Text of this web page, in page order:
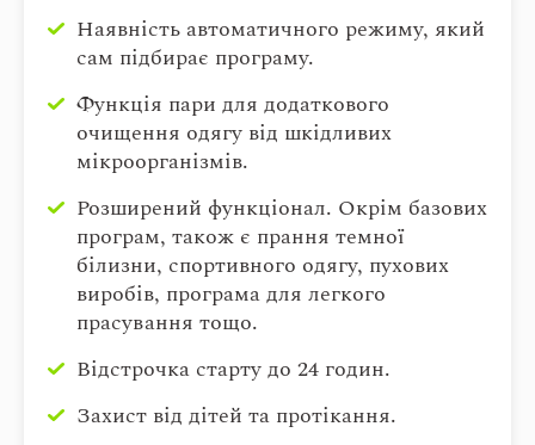
Наявність автоматичного режиму, який
сам підбирає програму.
Функція пари для додаткового
очищення одягу від шкідливих
мікроорганізмів.
Розширений функціонал. Окрім базових
програм, також є прання темної
білизни, спортивного одягу, пухових
виробів, програма для легкого
прасування тощо.
Відстрочка старту до 24 годин.
Захист від дітей та протікання.